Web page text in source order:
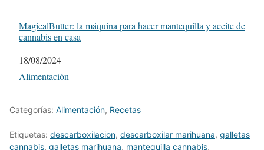
MagicalButter: la máquina para hacer mantequilla y aceite de
cannabis en casa
Fecha
18/08/2024
Respecto a
Alimentación
Categorías: Alimentación, Recetas
Etiquetas: descarboxilacion, descarboxilar marihuana, galletas
cannabis, galletas marihuana, mantequilla cannabis,